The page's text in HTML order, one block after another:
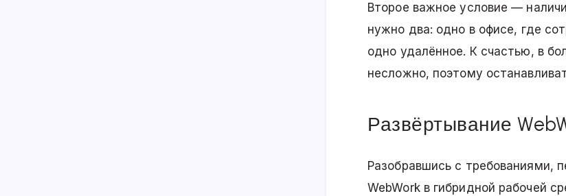
Второе важное условие —
нужно два: одно в офисе, где
одно удалённое. К счастью, в
несложно, поэтому
Развёртывание
Разобравшись с требованиями,
WebWork в гибридной рабочей